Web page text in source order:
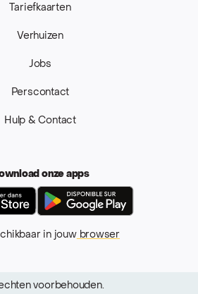
Tariefkaarten
Verhuizen
Jobs
Perscontact
Hulp & Contact
onze apps
App Store
in jouwbrowser
voorbehouden.